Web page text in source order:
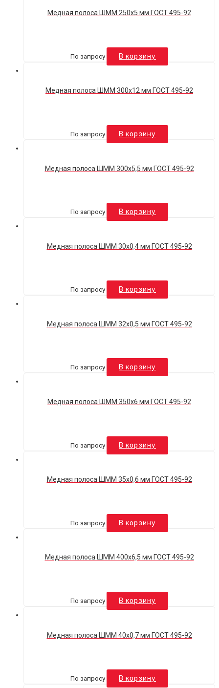
Медная полоса ШММ 250х5 мм ГОСТ 495-92
По запросу В корзину
Медная полоса ШММ 300х12 мм ГОСТ 495-92
По запросу В корзину
Медная полоса ШММ 300х5,5 мм ГОСТ 495-92
По запросу В корзину
Медная полоса ШММ 30х0,4 мм ГОСТ 495-92
По запросу В корзину
Медная полоса ШММ 32х0,5 мм ГОСТ 495-92
По запросу В корзину
Медная полоса ШММ 350х6 мм ГОСТ 495-92
По запросу В корзину
Медная полоса ШММ 35х0,6 мм ГОСТ 495-92
По запросу В корзину
Медная полоса ШММ 400х6,5 мм ГОСТ 495-92
По запросу В корзину
Медная полоса ШММ 40х0,7 мм ГОСТ 495-92
По запросу В корзину